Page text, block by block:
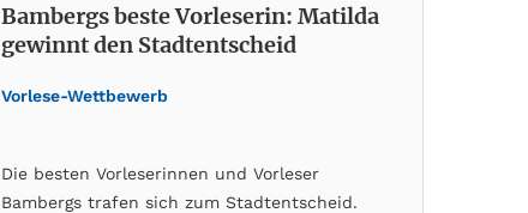
Bambergs beste Vorleserin: Matilda
gewinnt den Stadtentscheid
Vorlese-Wettbewerb
Die besten Vorleserinnen und Vorleser
Bambergs trafen sich zum Stadtentscheid.